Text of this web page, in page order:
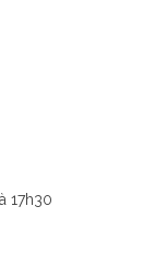
17h30